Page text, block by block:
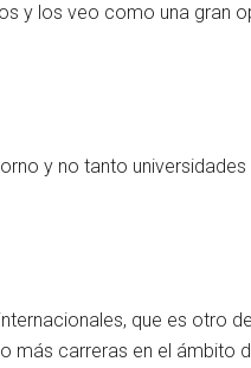
y los veo como una gran
y no tanto universidades
que es otro
más carreras en el ámbito